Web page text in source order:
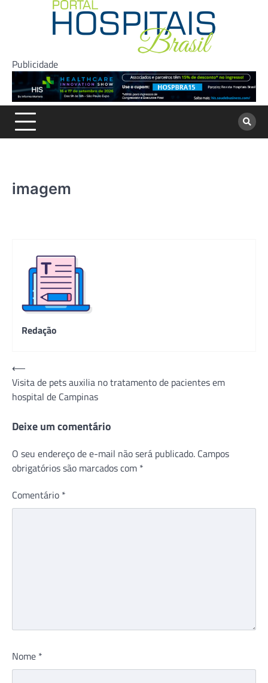
Publicidade
imagem
Redação
Navegação
de
Post
⟵
Visita de pets auxilia no tratamento de pacientes em
hospital de Campinas
Deixe um comentário
O seu endereço de e-mail não será publicado. Campos
obrigatórios são marcados com *
Comentário *
Nome *